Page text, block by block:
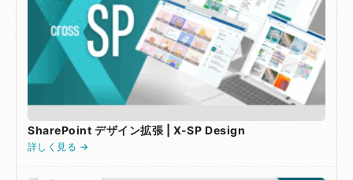
SharePoint デザイン拡張 | X-SP Design
詳しく見る →